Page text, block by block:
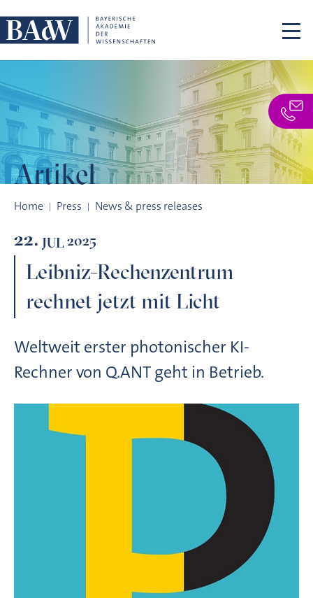
Artikel
Home Press News & press releases
22. JUL 2025
Leibniz-Rechenzentrum
rechnet jetzt mit Licht
Weltweit erster photonischer KI-
Rechner von Q.ANT geht in Betrieb.